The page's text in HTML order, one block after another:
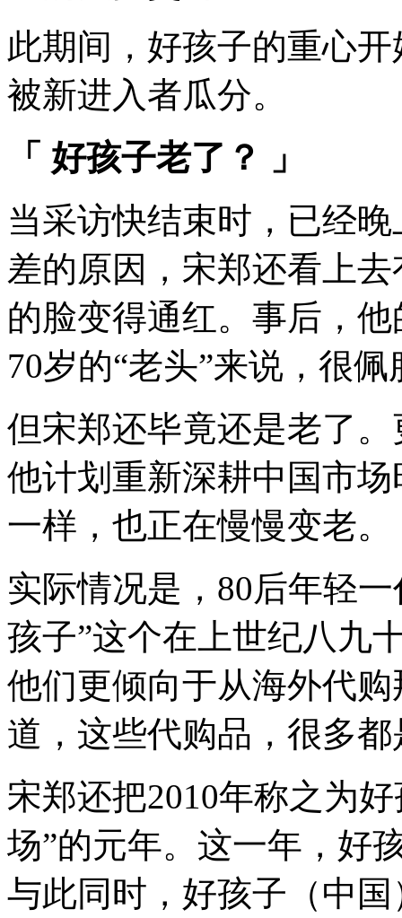
此期间，好孩子的重心
被新进入者瓜分。
「 好孩子老了？
」
当采访快结束时，已经
差的原因，宋郑还看上
的脸变得通红。事后，
70岁的“老头”来说，很
但宋郑还毕竟还是老了
他计划重新深耕中国市
一样，也正在慢慢变老。
实际情况是，80后年轻
孩子”这个在上世纪八九
他们更倾向于从海外代
道，这些代购品，很多
宋郑还把2010年称之为
场”的元年。这一年，好
与此同时，好孩子（中